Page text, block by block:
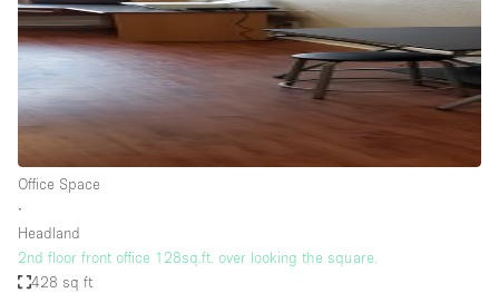
Office Space
∙
Headland
2nd floor front office 128sq.ft. over looking the square.
428 sq ft